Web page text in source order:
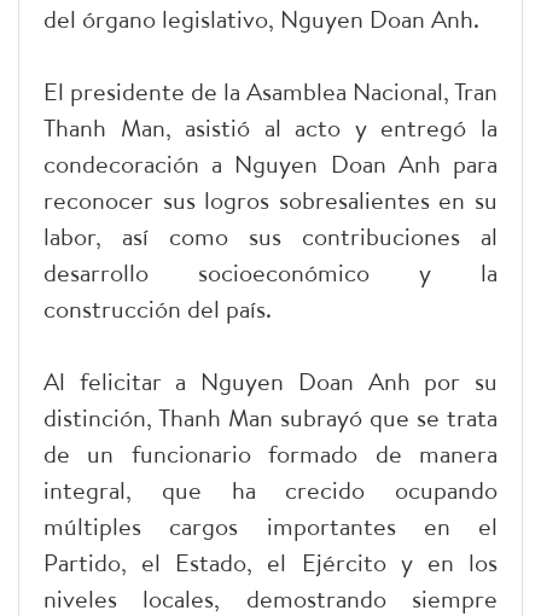
del órgano legislativo, Nguyen Doan Anh.
El presidente de la Asamblea Nacional, Tran
Thanh Man, asistió al acto y entregó la
condecoración a Nguyen Doan Anh para
reconocer sus logros sobresalientes en su
labor, así como sus contribuciones al
desarrollo socioeconómico y la
construcción del país.
Al felicitar a Nguyen Doan Anh por su
distinción, Thanh Man subrayó que se trata
de un funcionario formado de manera
integral, que ha crecido ocupando
múltiples cargos importantes en el
Partido, el Estado, el Ejército y en los
niveles locales, demostrando siempre